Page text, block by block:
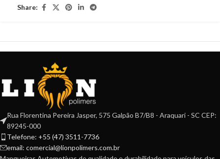
Share:
Rua Florentina Pereira Jasper, 575 Galpão B7/B8 - Araquari - SC CEP:
89245-000
Telefone: +55 (47) 3511-7736
email: comercial@lionpolimers.com.br